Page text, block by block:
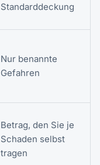
Standarddeckung
Nur benannte
Gefahren
Betrag, den Sie je
Schaden selbst
tragen